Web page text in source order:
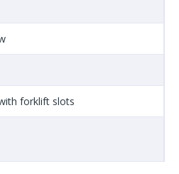
forklift slots